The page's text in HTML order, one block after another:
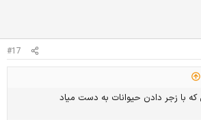
#17
که با زجر دادن حیوانات به دست میاد